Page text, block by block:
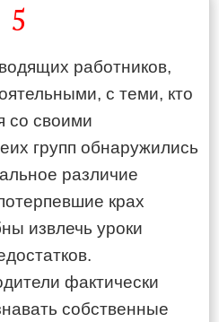
5
работников,
с теми, кто
со своими
групп обнаружились
различие
крах
извлечь уроки
фактически
собственные